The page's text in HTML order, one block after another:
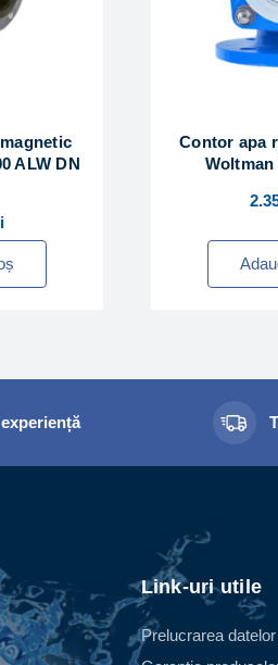
ALW DN
Contor apa
Woltman
Link-uri utile
Prelucrarea datelor